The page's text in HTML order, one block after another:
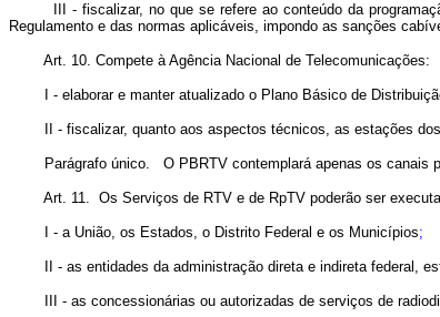
III - fiscalizar, no que se refere ao conteúdo da
Regulamento e das normas aplicáveis, impondo as sanções
Art. 10. Compete à Agência Nacional de Telecomunicações:
I - elaborar e manter atualizado o Plano Básico de
II - fiscalizar, quanto aos aspectos técnicos, as estações dos
Parágrafo único. O PBRTV contemplará apenas os canais
Art. 11. Os Serviços de RTV e de RpTV poderão ser
I - a União, os Estados, o Distrito Federal e os Municípios;
II - as entidades da administração direta e indireta federal,
III - as concessionárias ou autorizadas de serviços de